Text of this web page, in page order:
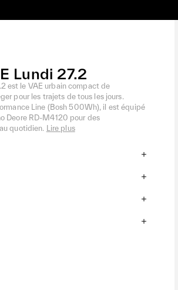
Lundi 27.2
est le VAE urbain compact de
pour les trajets de tous les jours.
Line (Bosh 500Wh), il est équipé
Deore RD-M4120 pour des
quotidien. Lire plus